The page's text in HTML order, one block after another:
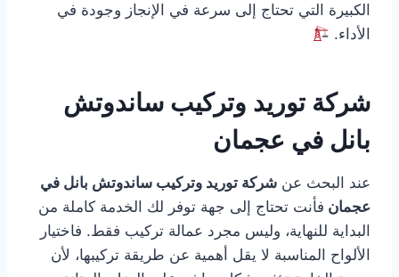
الكبيرة التي تحتاج إلى سرعة في الإنجاز وجودة في
الأداء.
شركة توريد وتركيب ساندوتش
بانل في عجمان
عند البحث عن شركة توريد وتركيب ساندوتش بانل في
عجمان فأنت تحتاج إلى جهة توفر لك الخدمة كاملة من
البداية للنهاية، وليس مجرد عمالة تركيب فقط. فاختيار
الألواح المناسبة لا يقل أهمية عن طريقة تركيبها، لأن